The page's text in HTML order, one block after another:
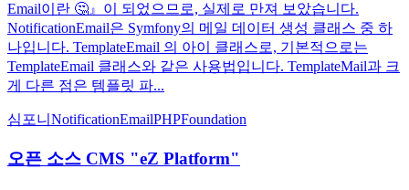
Email이란 🤔』이 되었으므로, 실제로 만져 보았습니다.
NotificationEmail은 Symfony의 메일 데이터 생성 클래스 중 하
나입니다. TemplateEmail 의 아이 클래스로, 기본적으로는
TemplateEmail 클래스와 같은 사용법입니다. TemplateMail과 크
게 다른 점은 템플릿 파...
심포니 NotificationEmailPHPFoundation
오픈 소스 CMS "eZ Platform"